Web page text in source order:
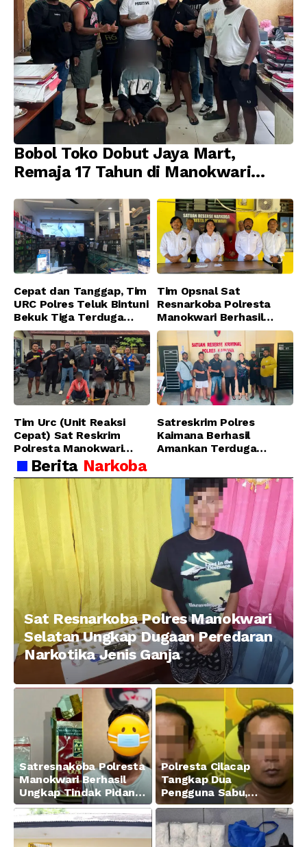
Bobol Toko Dobut Jaya Mart,
Remaja 17 Tahun di Manokwari
Jatanras Polda Papua Barat
Cepat dan Tanggap, Tim
URC Polres Teluk Bintuni
Bekuk Tiga Terduga
Pelaku Pencurian di SMA
Sanawesen
Tim Opsnal Sat
Resnarkoba Polresta
Manokwari Berhasil
Ungkap Kasus Tindak
Pidana Narkotika
Golongan I Jenis Shabu
di SP 4 Distrik Prafi kab.
Manokwari
Tim Urc (Unit Reaksi
Cepat) Sat Reskrim
Polresta Manokwari
Berhasil Tangkap 2
Pelaku Pengeroyokan di
Taman Ria kab.
Manokwari
Satreskrim Polres
Kaimana Berhasil
Amankan Terduga
Menggunakan Senjata
Tajam
Berita Narkoba
Sat Resnarkoba Polres Manokwari
Selatan Ungkap Dugaan Peredaran
Narkotika Jenis Ganja
Satresnakoba Polresta
Manokwari Berhasil
Ungkap Tindak Pidana
Narkotika Golongan I
Jenis Sabu di Jalan
Swapen Perkebunan
Polresta Cilacap
Tangkap Dua
Pengguna Sabu,
Amankan Paket 0,34
Gram